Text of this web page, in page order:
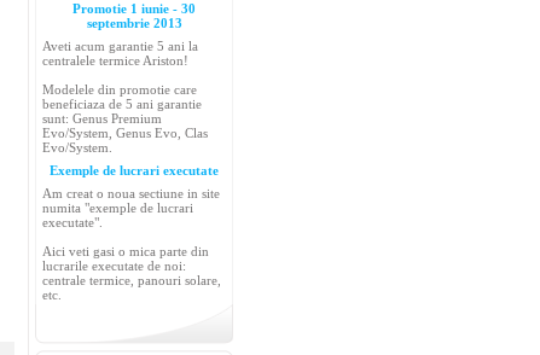
Promotie 1 iunie - 30
septembrie 2013
Aveti acum garantie 5 ani la
centralele termice Ariston!
Modelele din promotie care
beneficiaza de 5 ani garantie
sunt: Genus Premium
Evo/System, Genus Evo, Clas
Evo/System.
Exemple de lucrari executate
Am creat o noua sectiune in site
numita "exemple de lucrari
executate".
Aici veti gasi o mica parte din
lucrarile executate de noi:
centrale termice, panouri solare,
etc.